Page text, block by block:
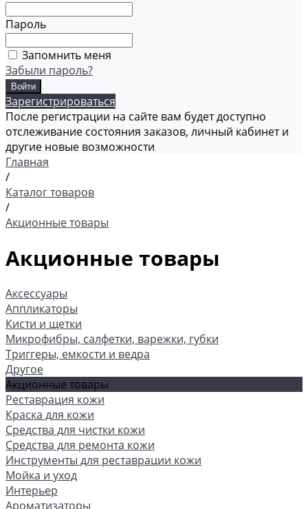
Пароль
Запомнить меня
Забыли пароль?
Зарегистрироваться
После регистрации на сайте вам будет доступно
отслеживание состояния заказов, личный кабинет и
другие новые возможности
Главная
/
Каталог товаров
/
Акционные товары
Акционные товары
Аксессуары
Аппликаторы
Кисти и щетки
Микрофибры, салфетки, варежки, губки
Триггеры, емкости и ведра
Другое
Акционные товары
Реставрация кожи
Краска для кожи
Средства для чистки кожи
Средства для ремонта кожи
Инструменты для реставрации кожи
Мойка и уход
Интерьер
Ароматизаторы